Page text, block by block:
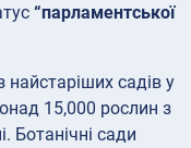
“парламентської
найстаріших садів у
15,000 рослин з
Ботанічні сади